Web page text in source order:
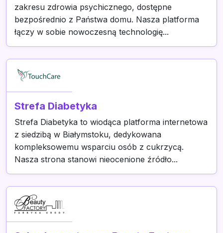
zakresu zdrowia psychicznego, dostępne
bezpośrednio z Państwa domu. Nasza platforma
łączy w sobie nowoczesną technologię...
Strefa Diabetyka
Strefa Diabetyka to wiodąca platforma internetowa
z siedzibą w Białymstoku, dedykowana
kompleksowemu wsparciu osób z cukrzycą.
Nasza strona stanowi nieocenione źródło...